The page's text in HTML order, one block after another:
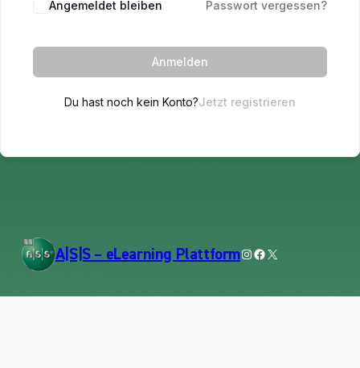
Angemeldet bleiben Passwort vergessen?
Anmelden
Du hast noch kein Konto?Jetzt registrieren
A|S|S – eLearning PlattformInstagram
Facebook
X